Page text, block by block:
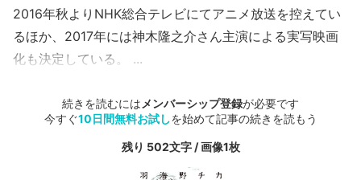
2016年秋よりNHK総合テレビにてアニメ放送を控えてい
るほか、2017年には神木隆之介さん主演による実写映画
化も決定している。 ...
続きを読むには メンバーシップ登録が必要です
今すぐ10日間無料お試しを始めて記事の続きを読もう
残り 502文字 / 画像1枚